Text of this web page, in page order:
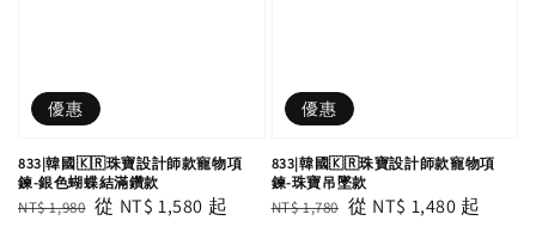
優惠
833|韓國🇰🇷珠寶設計師款寵物項
鍊-銀色蝴蝶結滿鑽款
Regular
NT$ 1,980 Sale
從 NT$ 1,580 起
優惠
833|韓國🇰🇷珠寶設計師款寵物項
鍊-珠寶吊墜款
Regular
NT$ 1,780 Sale
從 NT$ 1,480 起